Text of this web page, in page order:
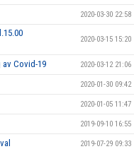
2020-03-30 22:58
2020-03-15 15:20
Covid-19 2020-03-12 21:06
2020-01-30 09:42
2020-01-05 11:47
2019-09-10 16:55
2019-07-29 09:33